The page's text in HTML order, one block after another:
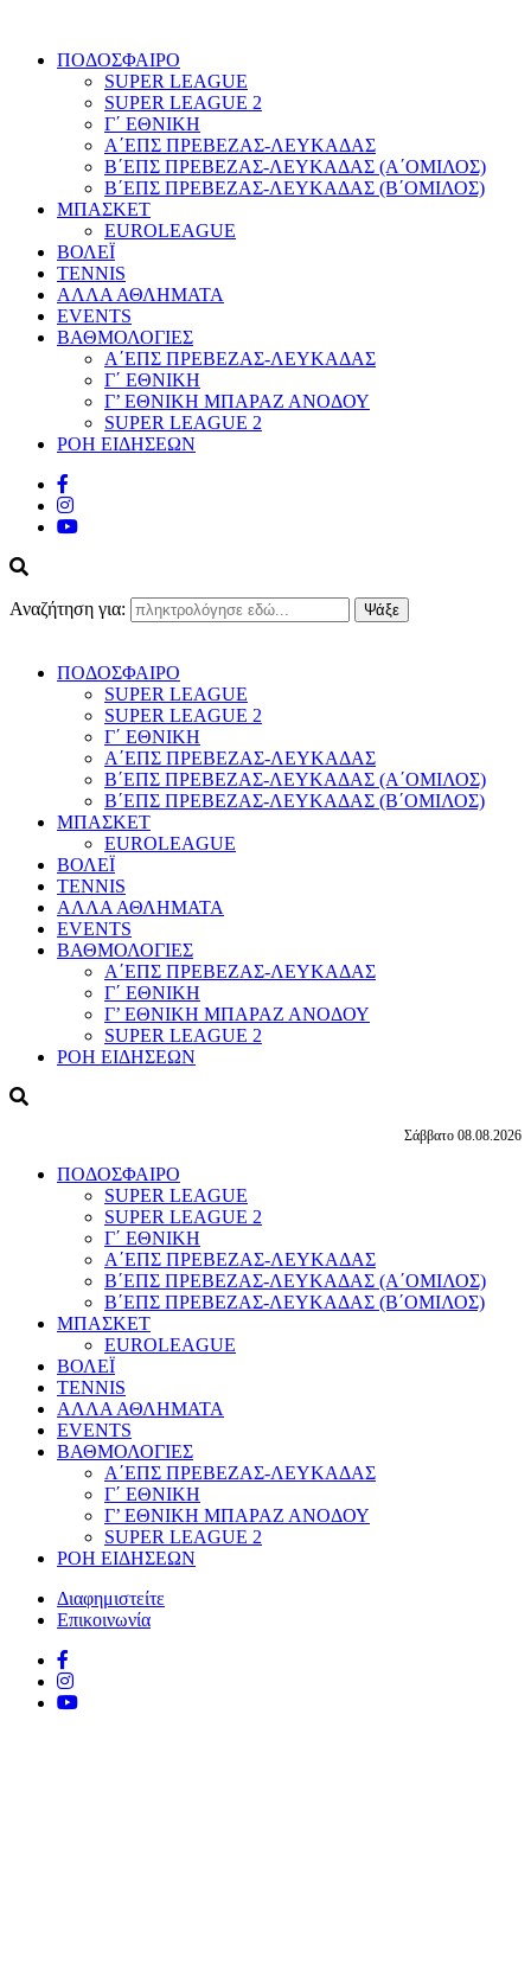
ΠΟΔΟΣΦΑΙΡΟ
SUPER LEAGUE
SUPER LEAGUE 2
Γ΄ ΕΘΝΙΚΗ
Α΄ΕΠΣ ΠΡΕΒΕΖΑΣ-ΛΕΥΚΑΔΑΣ
Β΄ΕΠΣ ΠΡΕΒΕΖΑΣ-ΛΕΥΚΑΔΑΣ (Α΄ΟΜΙΛΟΣ)
Β΄ΕΠΣ ΠΡΕΒΕΖΑΣ-ΛΕΥΚΑΔΑΣ (Β΄ΟΜΙΛΟΣ)
ΜΠΑΣΚΕΤ
EUROLEAGUE
ΒΟΛΕΪ
TENNIS
ΑΛΛΑ ΑΘΛΗΜΑΤΑ
EVENTS
ΒΑΘΜΟΛΟΓΙΕΣ
Α΄ΕΠΣ ΠΡΕΒΕΖΑΣ-ΛΕΥΚΑΔΑΣ
Γ΄ ΕΘΝΙΚΗ
Γ’ ΕΘΝΙΚΗ ΜΠΑΡΑΖ ΑΝΟΔΟΥ
SUPER LEAGUE 2
ΡΟΗ ΕΙΔΗΣΕΩΝ
Αναζήτηση για:
ΠΟΔΟΣΦΑΙΡΟ
SUPER LEAGUE
SUPER LEAGUE 2
Γ΄ ΕΘΝΙΚΗ
Α΄ΕΠΣ ΠΡΕΒΕΖΑΣ-ΛΕΥΚΑΔΑΣ
Β΄ΕΠΣ ΠΡΕΒΕΖΑΣ-ΛΕΥΚΑΔΑΣ (Α΄ΟΜΙΛΟΣ)
Β΄ΕΠΣ ΠΡΕΒΕΖΑΣ-ΛΕΥΚΑΔΑΣ (Β΄ΟΜΙΛΟΣ)
ΜΠΑΣΚΕΤ
EUROLEAGUE
ΒΟΛΕΪ
TENNIS
ΑΛΛΑ ΑΘΛΗΜΑΤΑ
EVENTS
ΒΑΘΜΟΛΟΓΙΕΣ
Α΄ΕΠΣ ΠΡΕΒΕΖΑΣ-ΛΕΥΚΑΔΑΣ
Γ΄ ΕΘΝΙΚΗ
Γ’ ΕΘΝΙΚΗ ΜΠΑΡΑΖ ΑΝΟΔΟΥ
SUPER LEAGUE 2
ΡΟΗ ΕΙΔΗΣΕΩΝ
Σάββατο 08.08.2026
ΠΟΔΟΣΦΑΙΡΟ
SUPER LEAGUE
SUPER LEAGUE 2
Γ΄ ΕΘΝΙΚΗ
Α΄ΕΠΣ ΠΡΕΒΕΖΑΣ-ΛΕΥΚΑΔΑΣ
Β΄ΕΠΣ ΠΡΕΒΕΖΑΣ-ΛΕΥΚΑΔΑΣ (Α΄ΟΜΙΛΟΣ)
Β΄ΕΠΣ ΠΡΕΒΕΖΑΣ-ΛΕΥΚΑΔΑΣ (Β΄ΟΜΙΛΟΣ)
ΜΠΑΣΚΕΤ
EUROLEAGUE
ΒΟΛΕΪ
TENNIS
ΑΛΛΑ ΑΘΛΗΜΑΤΑ
EVENTS
ΒΑΘΜΟΛΟΓΙΕΣ
Α΄ΕΠΣ ΠΡΕΒΕΖΑΣ-ΛΕΥΚΑΔΑΣ
Γ΄ ΕΘΝΙΚΗ
Γ’ ΕΘΝΙΚΗ ΜΠΑΡΑΖ ΑΝΟΔΟΥ
SUPER LEAGUE 2
ΡΟΗ ΕΙΔΗΣΕΩΝ
Διαφημιστείτε
Επικοινωνία